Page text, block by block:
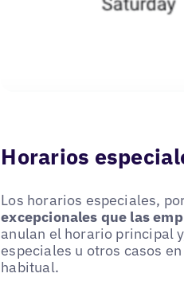
Horarios
Los horarios especiales,
excepcionales que las
anulan el horario principal
especiales u otros casos
habitual.